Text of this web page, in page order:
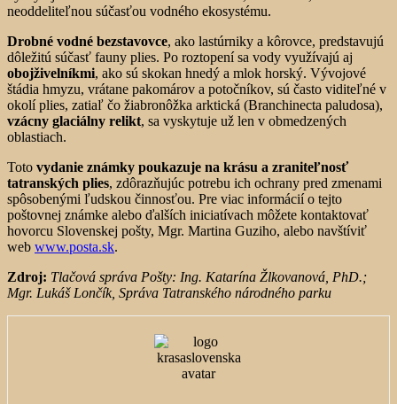
neoddeliteľnou súčasťou vodného ekosystému.
Drobné vodné bezstavovce, ako lastúrniky a kôrovce, predstavujú
dôležitú súčasť fauny plies. Po roztopení sa vody využívajú aj
obojživelníkmi, ako sú skokan hnedý a mlok horský. Vývojové
štádia hmyzu, vrátane pakomárov a potočníkov, sú často viditeľné v
okolí plies, zatiaľ čo žiabronôžka arktická (Branchinecta paludosa),
vzácny glaciálny relikt, sa vyskytuje už len v obmedzených
oblastiach.
Toto vydanie známky poukazuje na krásu a zraniteľnosť
tatranských plies, zdôrazňujúc potrebu ich ochrany pred zmenami
spôsobenými ľudskou činnosťou. Pre viac informácií o tejto
poštovnej známke alebo ďalších iniciatívach môžete kontaktovať
hovorcu Slovenskej pošty, Mgr. Martina Guziho, alebo navštíviť
web www.posta.sk.
Zdroj: Tlačová správa Pošty: Ing. Katarína Žlkovanová, PhD.;
Mgr. Lukáš Lončík, Správa Tatranského národného parku